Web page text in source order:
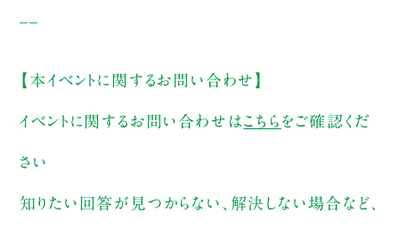
【本イベントに関するお問い合わせ】
イベントに関するお問い合わせは こちら をご確認くだ
さい
知りたい回答が見つからない、解決しない場合など、